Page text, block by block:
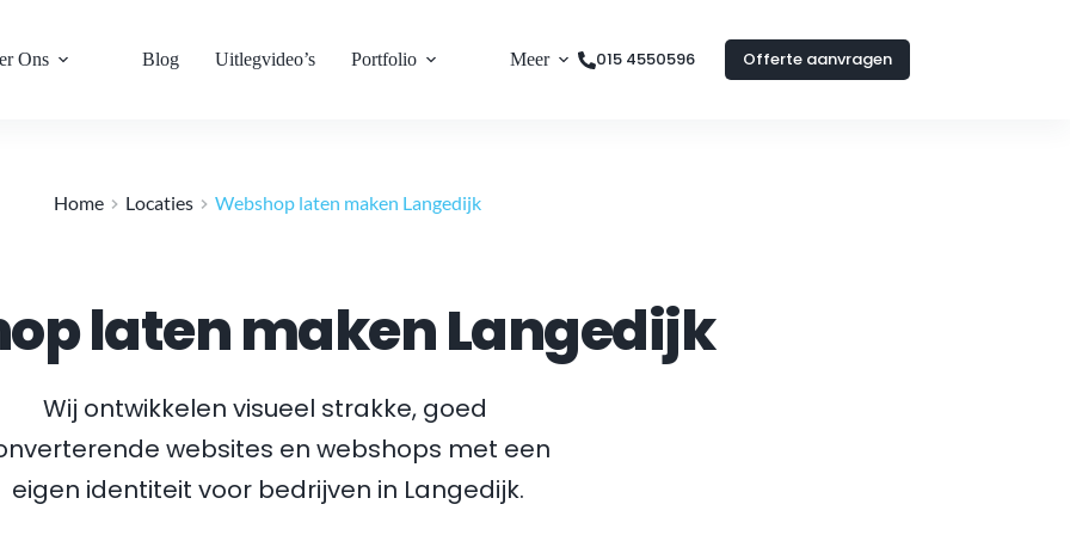
Ons Blog Uitlegvideo’s Portfolio Meer 015 4550596 Offerte aanvragen
Home Locaties Webshop laten maken Langedijk
laten maken Langedijk
Wij ontwikkelen visueel strakke, goed
websites en webshops met een
eigen identiteit voor bedrijven in Langedijk.